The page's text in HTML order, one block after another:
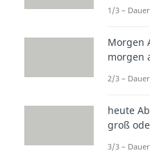
1/3 –
Morgen
morgen
2/3 –
heute
groß
3/3 –